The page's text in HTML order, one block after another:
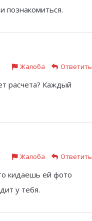
познакомиться.
Жалоба Ответить
расчета? Каждый
Жалоба Ответить
кидаешь ей фото
у тебя.